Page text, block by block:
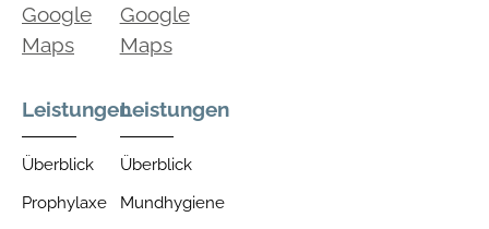
Google
Maps
Leistungen
Überblick
Prophylaxe
Google
Maps
Leistungen
Überblick
Mundhygiene